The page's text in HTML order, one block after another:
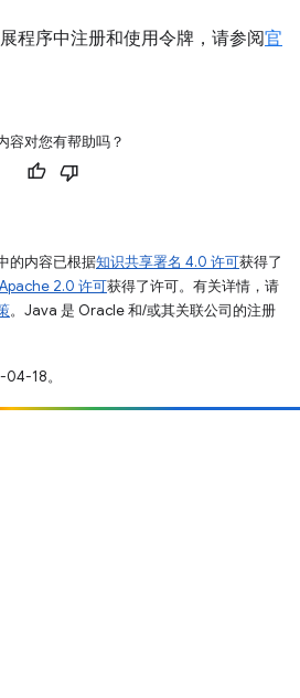
程序中注册和使用令牌，请参阅官
容对您有帮助吗？
的内容已根据知识共享署名 4.0 许可获得了
Apache 2.0 许可获得了许可。有关详情，请
。Java 是 Oracle 和/或其关联公司的注册
18。